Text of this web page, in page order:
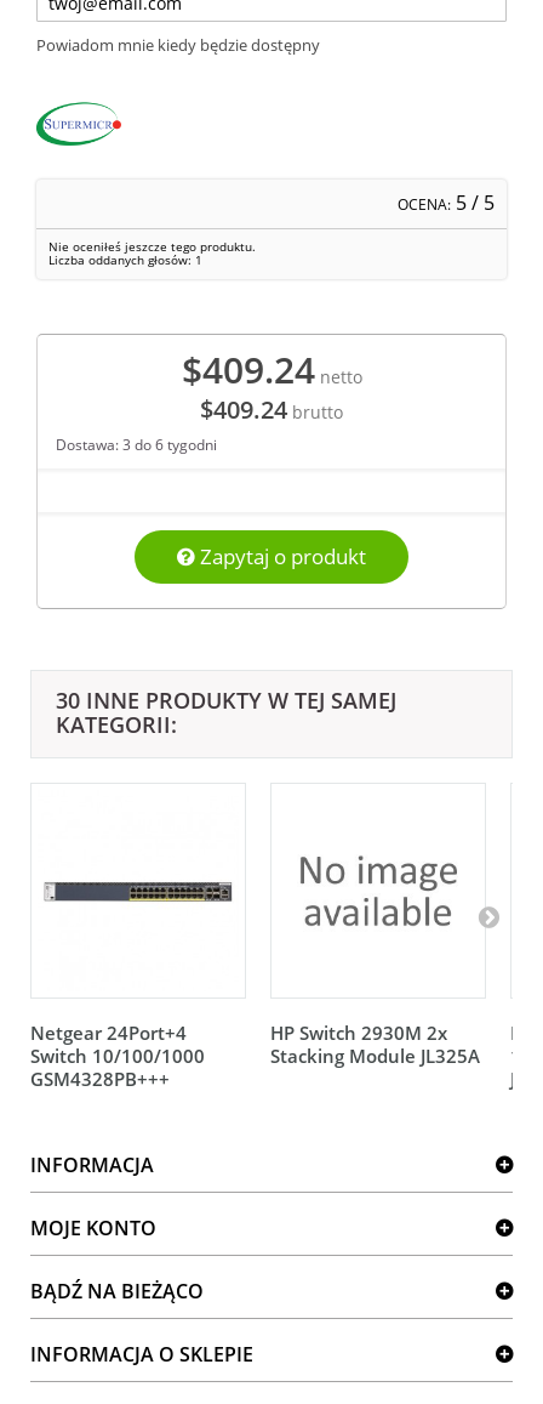
Powiadom mnie kiedy będzie dostępny
OCENA: 5/ 5
Nie oceniłeś jeszcze tego produktu.
Liczba oddanych głosów: 1
$409.24netto
$409.24 brutto
Dostawa: 3 do 6 tygodni
Zapytaj o produkt
30 INNE PRODUKTY W TEJ SAMEJ
KATEGORII:
Netgear 24Port+4
Switch 10/100/1000
GSM4328PB+++
HP Switch 2930M 2x
Stacking Module JL325A
HP
INFORMACJA
MOJE KONTO
BĄDŹ NA BIEŻĄCO
INFORMACJA O SKLEPIE